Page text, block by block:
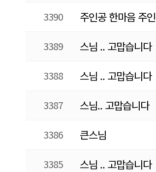
3390 주인공 한마음 주
3389 스님 .. 고맙습니다
3388 스님 .. 고맙습니다
3387 스님.. 고맙습니다
3386 큰스님
3385 스님 .. 고맙습니다